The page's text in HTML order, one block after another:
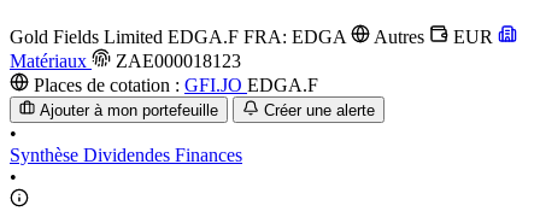
Gold Fields Limited EDGA.F FRA: EDGA Autres
EUR
Matériaux
ZAE000018123
Places de cotation : GFI.JO EDGA.F
Ajouter à mon portefeuille Créer une alerte
•
Synthèse Dividendes Finances
•